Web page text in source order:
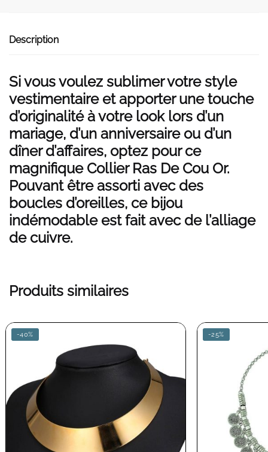
Description
Si vous voulez sublimer votre style
vestimentaire et apporter une touche
d’originalité à votre look lors d’un
mariage, d’un anniversaire ou d’un
dîner d’affaires, optez pour ce
magnifique Collier Ras De Cou Or.
Pouvant être assorti avec des
boucles d’oreilles, ce bijou
indémodable est fait avec de l’alliage
de cuivre.
Produits similaires
-40% -25%